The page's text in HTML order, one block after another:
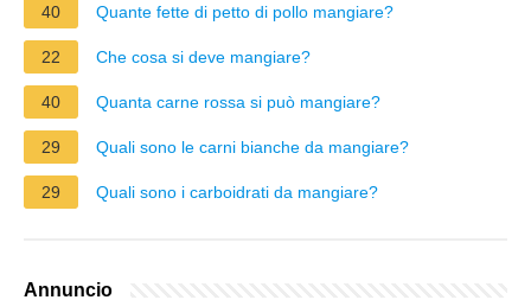
40 Quante fette di petto di pollo mangiare?
22 Che cosa si deve mangiare?
40 Quanta carne rossa si può mangiare?
29 Quali sono le carni bianche da mangiare?
29 Quali sono i carboidrati da mangiare?
Annuncio